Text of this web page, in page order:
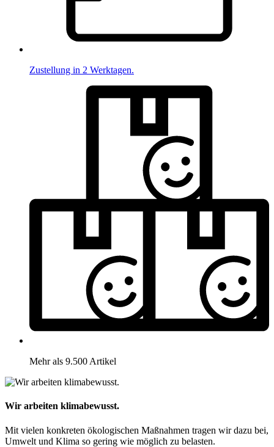
Zustellung in 2 Werktagen.
Mehr als 9.500 Artikel
Wir arbeiten klimabewusst.
Mit vielen konkreten ökologischen Maßnahmen tragen wir dazu bei,
Umwelt und Klima so gering wie möglich zu belasten.